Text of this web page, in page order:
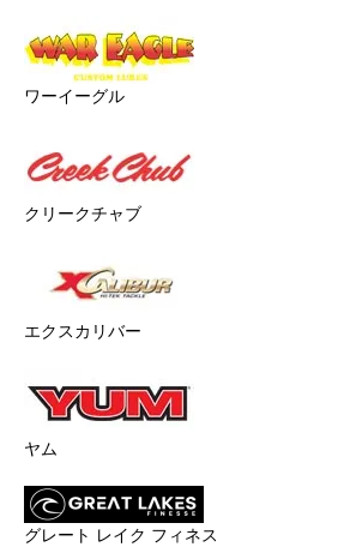
ワーイーグル
クリークチャブ
エクスカリバー
ヤム
グレート レイク フィネス